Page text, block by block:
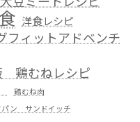
洋食レシピ
ィットアドベンチ
鶏むねレシピ
鶏むね肉
ン サンドイッチ